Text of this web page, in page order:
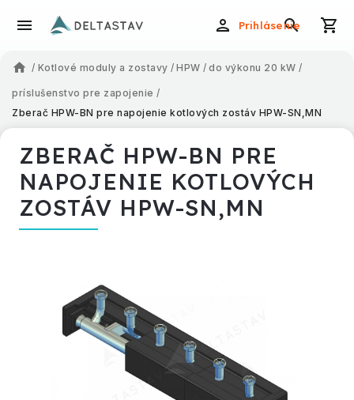
Prihlásenie
/ Kotlové moduly a zostavy / HPW / do výkonu 20 kW /
príslušenstvo pre zapojenie /
Zberač HPW-BN pre napojenie kotlových zostáv HPW-SN,MN
ZBERAČ HPW-BN PRE
NAPOJENIE KOTLOVÝCH
ZOSTÁV HPW-SN,MN